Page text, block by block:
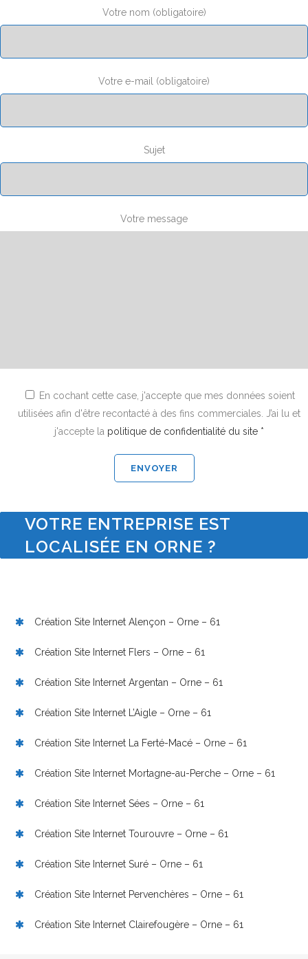
Votre nom (obligatoire)
Votre e-mail (obligatoire)
Sujet
Votre message
En cochant cette case, j'accepte que mes données soient
utilisées afin d'être recontacté à des fins commerciales. J’ai lu et
j'accepte la politique de confidentialité du site *
VOTRE ENTREPRISE EST
LOCALISÉE EN ORNE ?
Création Site Internet Alençon – Orne – 61
Création Site Internet Flers – Orne – 61
Création Site Internet Argentan – Orne – 61
Création Site Internet L’Aigle – Orne – 61
Création Site Internet La Ferté-Macé – Orne – 61
Création Site Internet Mortagne-au-Perche – Orne – 61
Création Site Internet Sées – Orne – 61
Création Site Internet Tourouvre – Orne – 61
Création Site Internet Suré – Orne – 61
Création Site Internet Pervenchères – Orne – 61
Création Site Internet Clairefougère – Orne – 61